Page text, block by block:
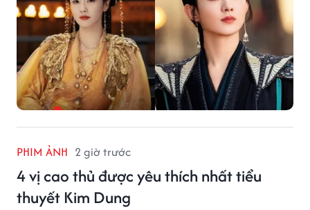
PHIM ẢNH 2 giờ trước
4 vị cao thủ được yêu thích nhất tiểu
thuyết Kim Dung